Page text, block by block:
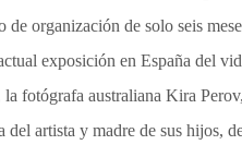
de organización de solo seis
exposición en España del
fotógrafa australiana Kira
del artista y madre de sus hijos,